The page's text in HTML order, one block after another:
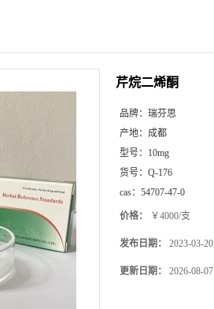
芹烷二烯酮
品牌： 瑞芬思
产地： 成都
型号： 10mg
货号： Q-176
cas： 54707-47-0
价格： ￥4000/支
发布日期： 2023-03-20
更新日期： 2026-08-07